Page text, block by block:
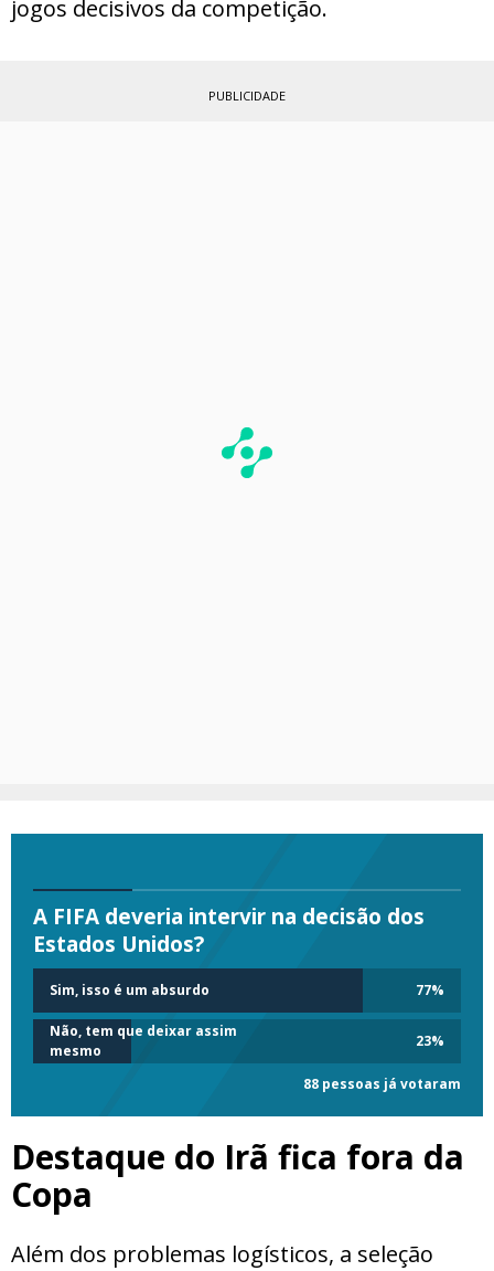
jogos decisivos da competição.
PUBLICIDADE
A FIFA deveria intervir na decisão dos
Estados Unidos?
Sim, isso é um absurdo 77%
Não, tem que deixar assim
mesmo
23%
88 pessoas já votaram
Destaque do Irã fica fora da
Copa
Além dos problemas logísticos, a seleção